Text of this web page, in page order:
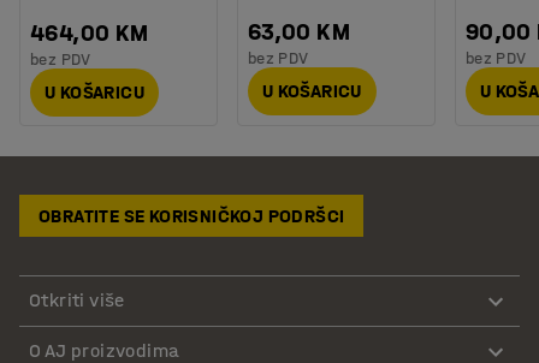
464,00 KM
bez PDV
U KOŠARICU
63,00 KM
bez PDV
U KOŠARICU
90,00
bez PDV
U
OBRATITE SE KORISNIČKOJ PODRŠCI
Otkriti više
O AJ proizvodima